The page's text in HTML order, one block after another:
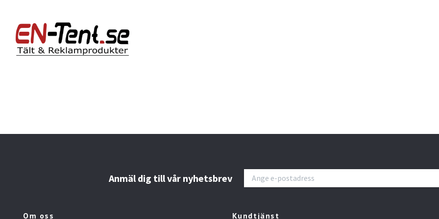
Anmäl dig till vår nyhetsbrev
Om oss Kundtjänst